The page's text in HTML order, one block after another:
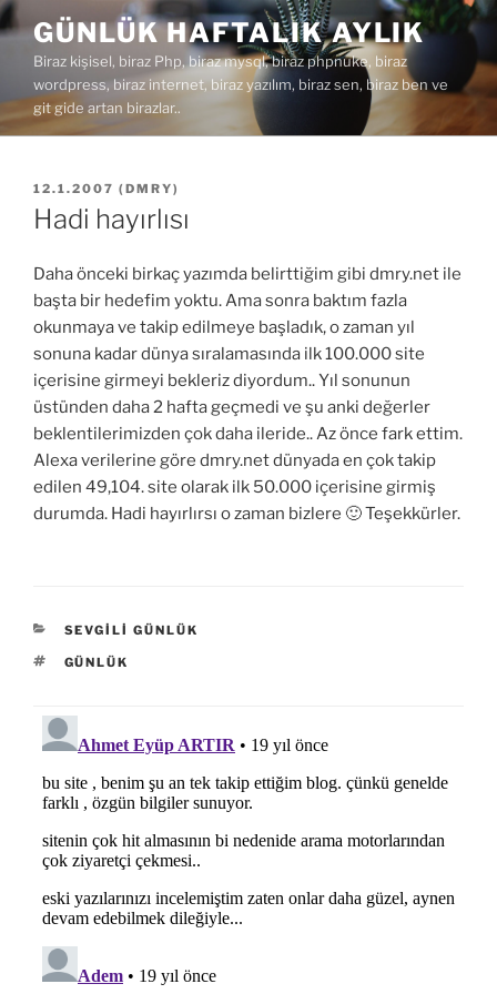
İçeriğe
geç
GÜNLÜK HAFTALIK AYLIK
Biraz kişisel, biraz Php, biraz mysql, biraz phpnuke, biraz
wordpress, biraz internet, biraz yazılım, biraz sen, biraz ben ve
git gide artan birazlar..
YAYIM
TARIHI
12.1.2007 ( DMRY)
Hadi hayırlısı
Daha önceki birkaç yazımda belirttiğim gibi dmry.net ile
başta bir hedefim yoktu. Ama sonra baktım fazla
okunmaya ve takip edilmeye başladık, o zaman yıl
sonuna kadar dünya sıralamasında ilk 100.000 site
içerisine girmeyi bekleriz diyordum.. Yıl sonunun
üstünden daha 2 hafta geçmedi ve şu anki değerler
beklentilerimizden çok daha ileride.. Az önce fark ettim.
Alexa verilerine göre dmry.net dünyada en çok takip
edilen 49,104. site olarak ilk 50.000 içerisine girmiş
durumda. Hadi hayırlırsı o zaman bizlere 🙂 Teşekkürler.
KATEGORILER
SEVGILI GÜNLÜK
ETIKETLER
GÜNLÜK